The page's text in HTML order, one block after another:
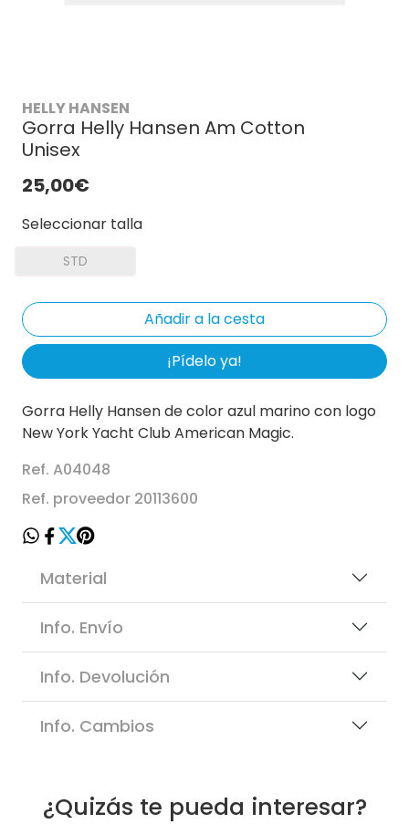
HELLY HANSEN
Gorra Helly Hansen Am Cotton
Unisex
25,00€
Seleccionar talla
STD
¡Pídelo ya!
Gorra Helly Hansen de color azul marino con logo
New York Yacht Club American Magic.
Ref. A04048
Ref. proveedor 20113600
Material
Info. Envío
Info. Devolución
Info. Cambios
¿Quizás te pueda interesar?